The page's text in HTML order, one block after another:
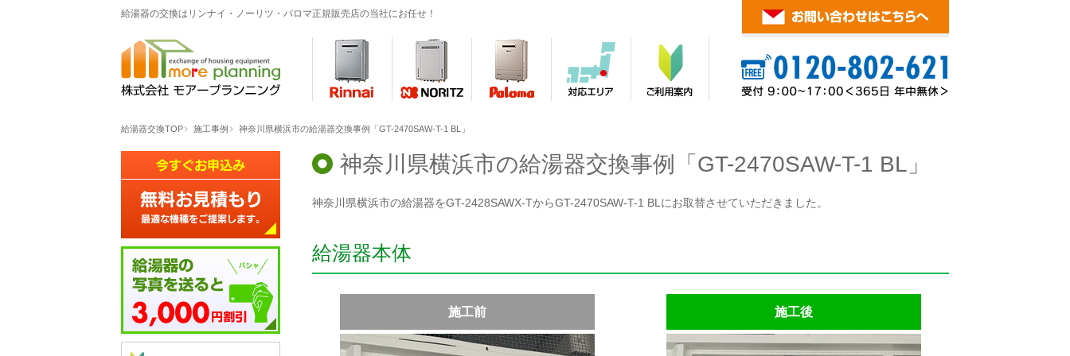
給湯器の交換はリンナイ・ノーリツ・パロマ正規販売店の当社にお任せ！
給湯器交換TOP 施工事例 神奈川県横浜市の給湯器交換事例「GT-2470SAW-T-1 BL」
神奈川県横浜市の給湯器交換事例「GT-2470SAW-T-1 BL」
神奈川県横浜市の給湯器をGT-2428SAWX-TからGT-2470SAW-T-1 BLにお取替させていただきました。
給湯器本体
施工前 施工後